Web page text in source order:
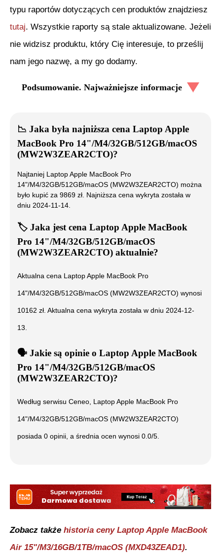
typu raportów dotyczących cen produktów znajdziesz
tutaj. Wszystkie raporty są stale aktualizowane. Jeżeli
nie widzisz produktu, który Cię interesuje, to prześlij
nam jego nazwę, a my go dodamy.
Podsumowanie. Najważniejsze informacje
📉 Jaka była najniższa cena Laptop Apple
MacBook Pro 14"/M4/32GB/512GB/macOS
(MW2W3ZEAR2CTO)?
Najtaniej Laptop Apple MacBook Pro
14"/M4/32GB/512GB/macOS (MW2W3ZEAR2CTO) można
było kupić za 9869 zł. Najniższa cena wykryta została w
dniu 2024-11-14
🏷️ Jaka jest cena Laptop Apple MacBook
Pro 14"/M4/32GB/512GB/macOS
(MW2W3ZEAR2CTO) aktualnie?
Aktualna cena Laptop Apple MacBook Pro
14"/M4/32GB/512GB/macOS (MW2W3ZEAR2CTO) wynosi
10162 zł. Aktualna cena wykryta została w dniu 2024-12-
13
🗣️ ️ Jakie są opinie o Laptop Apple MacBook
Pro 14"/M4/32GB/512GB/macOS
(MW2W3ZEAR2CTO)?
Według serwisu Ceneo, Laptop Apple MacBook Pro
14"/M4/32GB/512GB/macOS (MW2W3ZEAR2CTO)
posiada 0 opinii, a średnia ocen wynosi 0.0/5.
Zobacz także historia ceny Laptop Apple MacBook
Air 15"/M3/16GB/1TB/macOS (MXD43ZEAD1).